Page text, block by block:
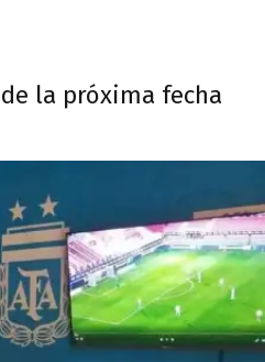
la próxima fecha